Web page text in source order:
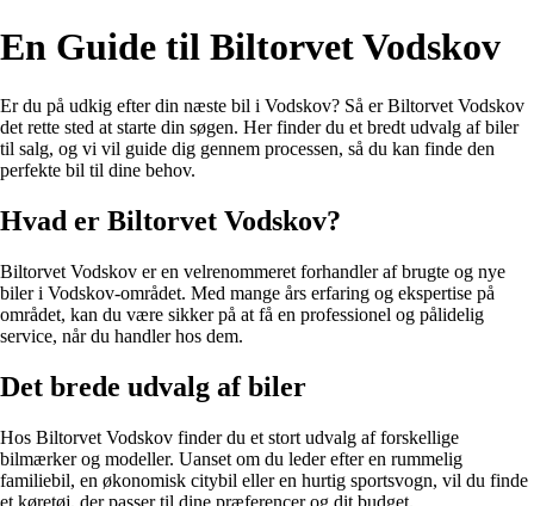
En Guide til Biltorvet Vodskov
Er du på udkig efter din næste bil i Vodskov? Så er Biltorvet Vodskov
det rette sted at starte din søgen. Her finder du et bredt udvalg af biler
til salg, og vi vil guide dig gennem processen, så du kan finde den
perfekte bil til dine behov.
Hvad er Biltorvet Vodskov?
Biltorvet Vodskov er en velrenommeret forhandler af brugte og nye
biler i Vodskov-området. Med mange års erfaring og ekspertise på
området, kan du være sikker på at få en professionel og pålidelig
service, når du handler hos dem.
Det brede udvalg af biler
Hos Biltorvet Vodskov finder du et stort udvalg af forskellige
bilmærker og modeller. Uanset om du leder efter en rummelig
familiebil, en økonomisk citybil eller en hurtig sportsvogn, vil du finde
et køretøj, der passer til dine præferencer og dit budget.